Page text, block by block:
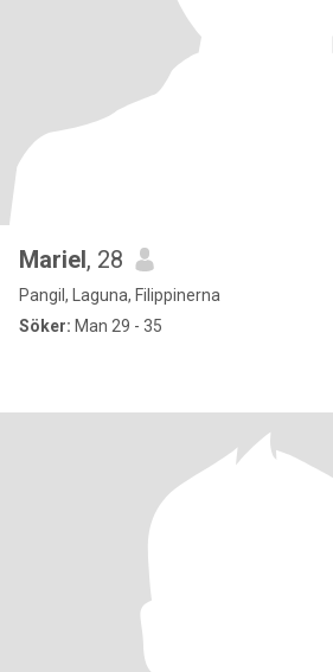
Mariel, 28
Pangil, Laguna, Filippinerna
Söker: Man 29 - 35